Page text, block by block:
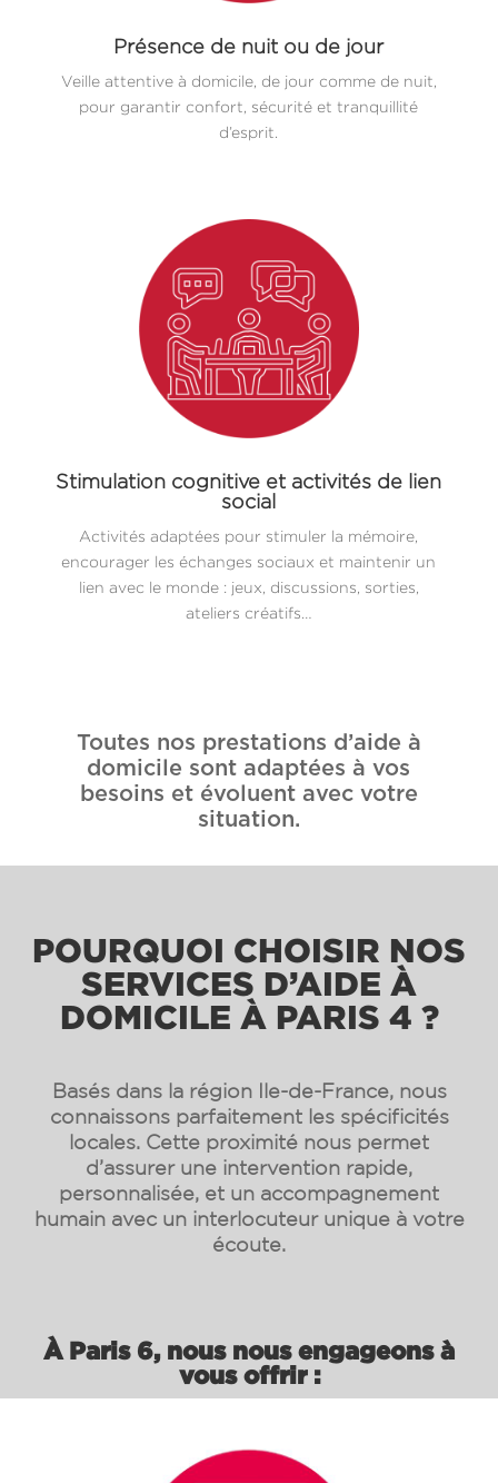
Présence de nuit ou de jour
Veille attentive à domicile, de jour comme de nuit,
pour garantir confort, sécurité et tranquillité
d’esprit.
Stimulation cognitive et activités de lien
social
Activités adaptées pour stimuler la mémoire,
encourager les échanges sociaux et maintenir un
lien avec le monde : jeux, discussions, sorties,
ateliers créatifs…
Toutes nos prestations d’aide à
domicile sont adaptées à vos
besoins et évoluent avec votre
situation.
POURQUOI CHOISIR NOS
SERVICES D’AIDE À
DOMICILE À PARIS 4 ?
Basés dans la région Ile-de-France, nous
connaissons parfaitement les spécificités
locales. Cette proximité nous permet
d’assurer une intervention rapide,
personnalisée, et un accompagnement
humain avec un interlocuteur unique à votre
écoute.
À Paris 6, nous nous engageons à
vous offrir :